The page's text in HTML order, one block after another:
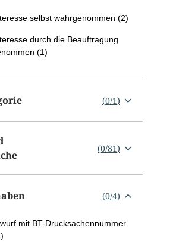
selbst wahrgenommen (2)
durch die Beauftragung
(1)
(0/1)
(0/81)
(0/4)
mit BT-Drucksachennummer